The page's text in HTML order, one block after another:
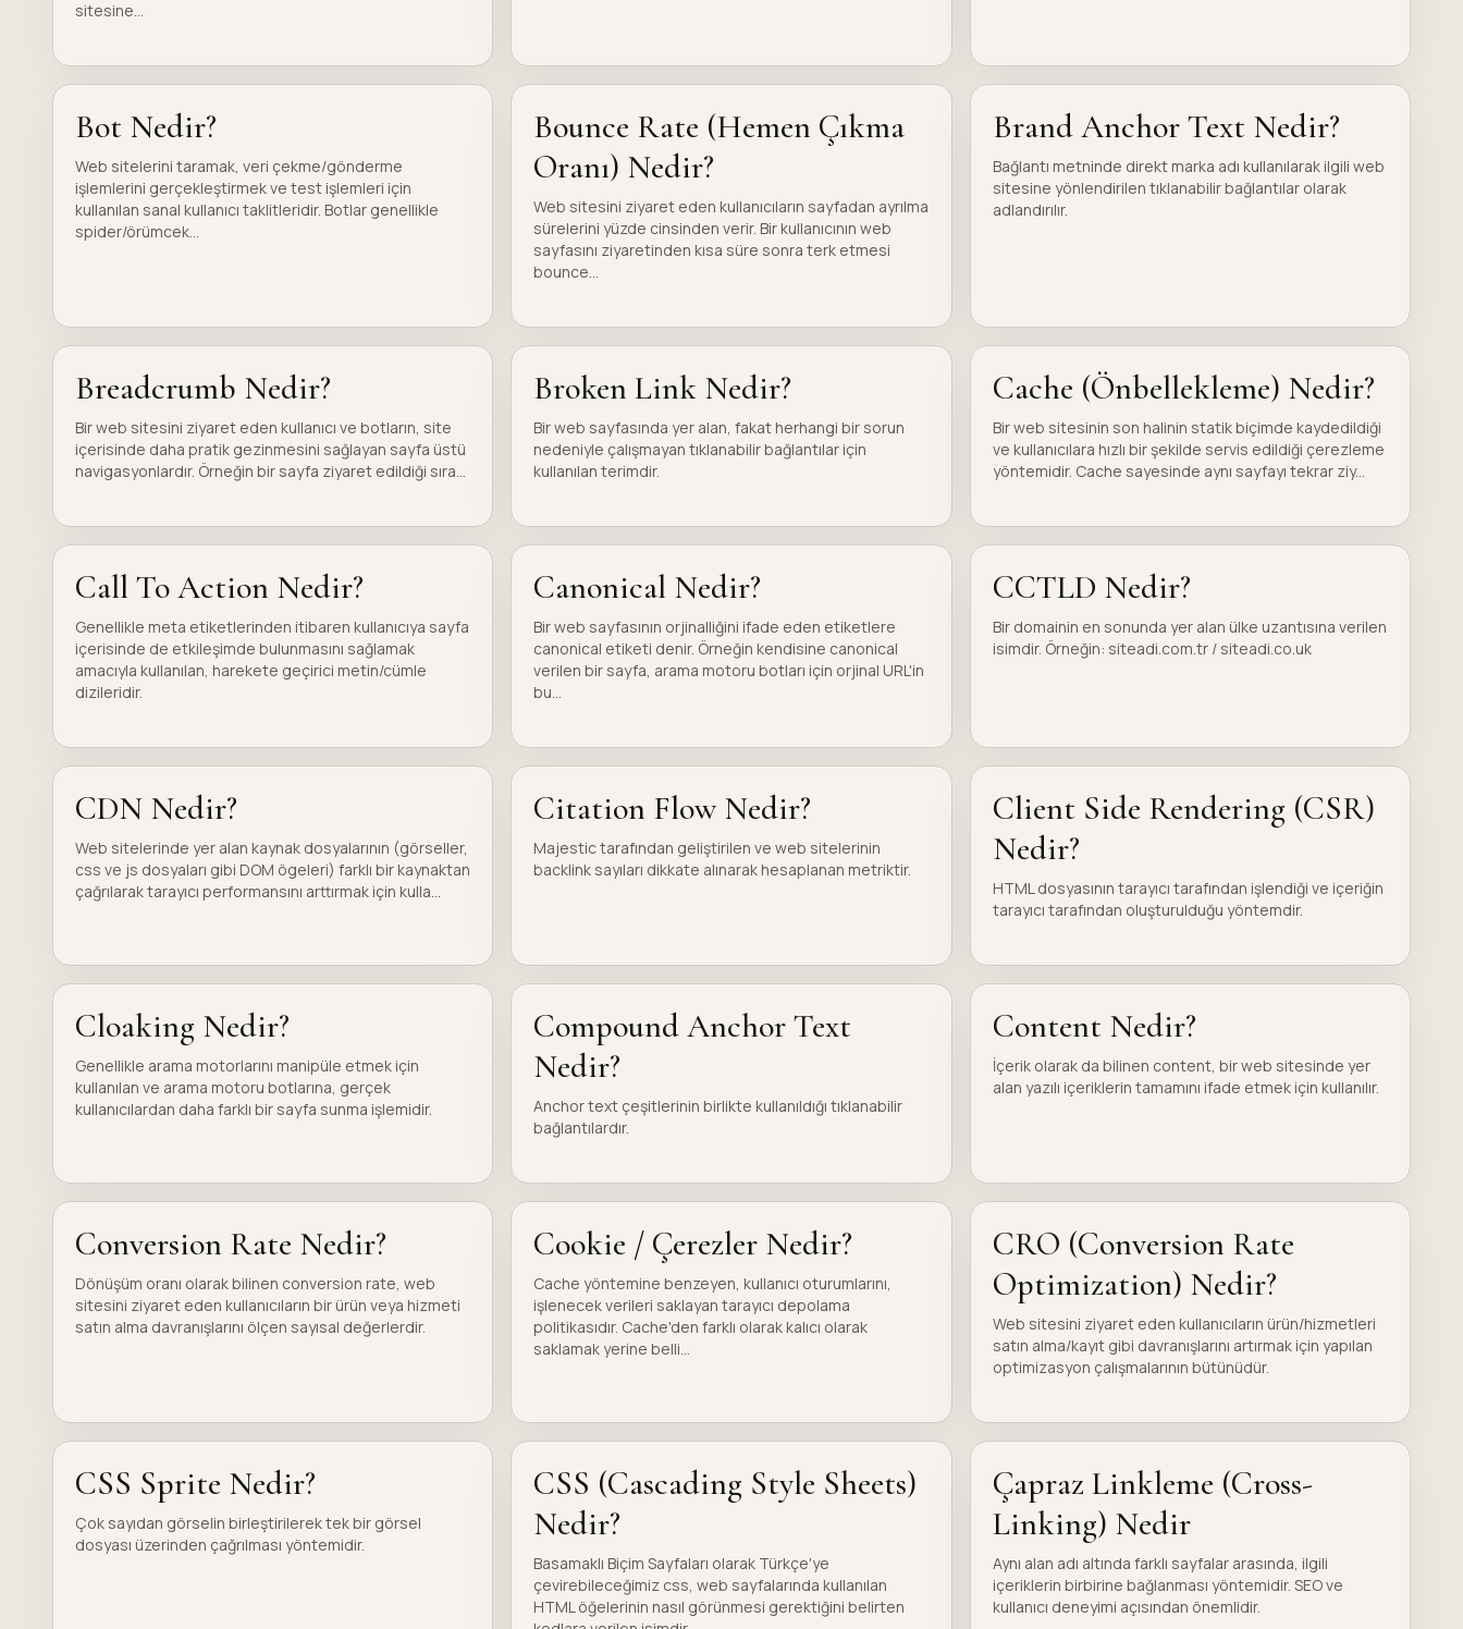
sitesine...
Bot Nedir?
Web sitelerini taramak, veri çekme/gönderme
işlemlerini gerçekleştirmek ve test işlemleri için
kullanılan sanal kullanıcı taklitleridir. Botlar genellikle
spider/örümcek...
Bounce Rate (Hemen Çıkma
Oranı) Nedir?
Web sitesini ziyaret eden kullanıcıların sayfadan ayrılma
sürelerini yüzde cinsinden verir. Bir kullanıcının web
sayfasını ziyaretinden kısa süre sonra terk etmesi
bounce...
Brand Anchor Text Nedir?
Bağlantı metninde direkt marka adı kullanılarak ilgili web
sitesine yönlendirilen tıklanabilir bağlantılar olarak
adlandırılır.
Breadcrumb Nedir?
Bir web sitesini ziyaret eden kullanıcı ve botların, site
içerisinde daha pratik gezinmesini sağlayan sayfa üstü
navigasyonlardır. Örneğin bir sayfa ziyaret edildiği sıra...
Broken Link Nedir?
Bir web sayfasında yer alan, fakat herhangi bir sorun
nedeniyle çalışmayan tıklanabilir bağlantılar için
kullanılan terimdir.
Cache (Önbellekleme) Nedir?
Bir web sitesinin son halinin statik biçimde kaydedildiği
ve kullanıcılara hızlı bir şekilde servis edildiği çerezleme
yöntemidir. Cache sayesinde aynı sayfayı tekrar ziy...
Call To Action Nedir?
Genellikle meta etiketlerinden itibaren kullanıcıya sayfa
içerisinde de etkileşimde bulunmasını sağlamak
amacıyla kullanılan, harekete geçirici metin/cümle
dizileridir.
Canonical Nedir?
Bir web sayfasının orjinalliğini ifade eden etiketlere
canonical etiketi denir. Örneğin kendisine canonical
verilen bir sayfa, arama motoru botları için orjinal URL'in
bu...
CCTLD Nedir?
Bir domainin en sonunda yer alan ülke uzantısına verilen
isimdir. Örneğin: siteadi.com.tr / siteadi.co.uk
CDN Nedir?
Web sitelerinde yer alan kaynak dosyalarının (görseller,
css ve js dosyaları gibi DOM ögeleri) farklı bir kaynaktan
çağrılarak tarayıcı performansını arttırmak için kulla...
Citation Flow Nedir?
Majestic tarafından geliştirilen ve web sitelerinin
backlink sayıları dikkate alınarak hesaplanan metriktir.
Client Side Rendering (CSR)
Nedir?
HTML dosyasının tarayıcı tarafından işlendiği ve içeriğin
tarayıcı tarafından oluşturulduğu yöntemdir.
Cloaking Nedir?
Genellikle arama motorlarını manipüle etmek için
kullanılan ve arama motoru botlarına, gerçek
kullanıcılardan daha farklı bir sayfa sunma işlemidir.
Compound Anchor Text
Nedir?
Anchor text çeşitlerinin birlikte kullanıldığı tıklanabilir
bağlantılardır.
Content Nedir?
İçerik olarak da bilinen content, bir web sitesinde yer
alan yazılı içeriklerin tamamını ifade etmek için kullanılır.
Conversion Rate Nedir?
Dönüşüm oranı olarak bilinen conversion rate, web
sitesini ziyaret eden kullanıcıların bir ürün veya hizmeti
satın alma davranışlarını ölçen sayısal değerlerdir.
Cookie / Çerezler Nedir?
Cache yöntemine benzeyen, kullanıcı oturumlarını,
işlenecek verileri saklayan tarayıcı depolama
politikasıdır. Cache'den farklı olarak kalıcı olarak
saklamak yerine belli...
CRO (Conversion Rate
Optimization) Nedir?
Web sitesini ziyaret eden kullanıcıların ürün/hizmetleri
satın alma/kayıt gibi davranışlarını artırmak için yapılan
optimizasyon çalışmalarının bütünüdür.
CSS Sprite Nedir?
Çok sayıdan görselin birleştirilerek tek bir görsel
dosyası üzerinden çağrılması yöntemidir.
CSS (Cascading Style Sheets)
Nedir?
Basamaklı Biçim Sayfaları olarak Türkçe'ye
çevirebileceğimiz css, web sayfalarında kullanılan
HTML öğelerinin nasıl görünmesi gerektiğini belirten
Çapraz Linkleme (Cross-
Linking) Nedir
Aynı alan adı altında farklı sayfalar arasında, ilgili
içeriklerin birbirine bağlanması yöntemidir. SEO ve
kullanıcı deneyimi açısından önemlidir.